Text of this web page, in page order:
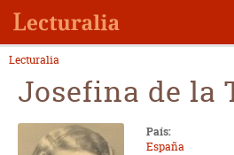
Lecturalia
Josefina de la
País:
España